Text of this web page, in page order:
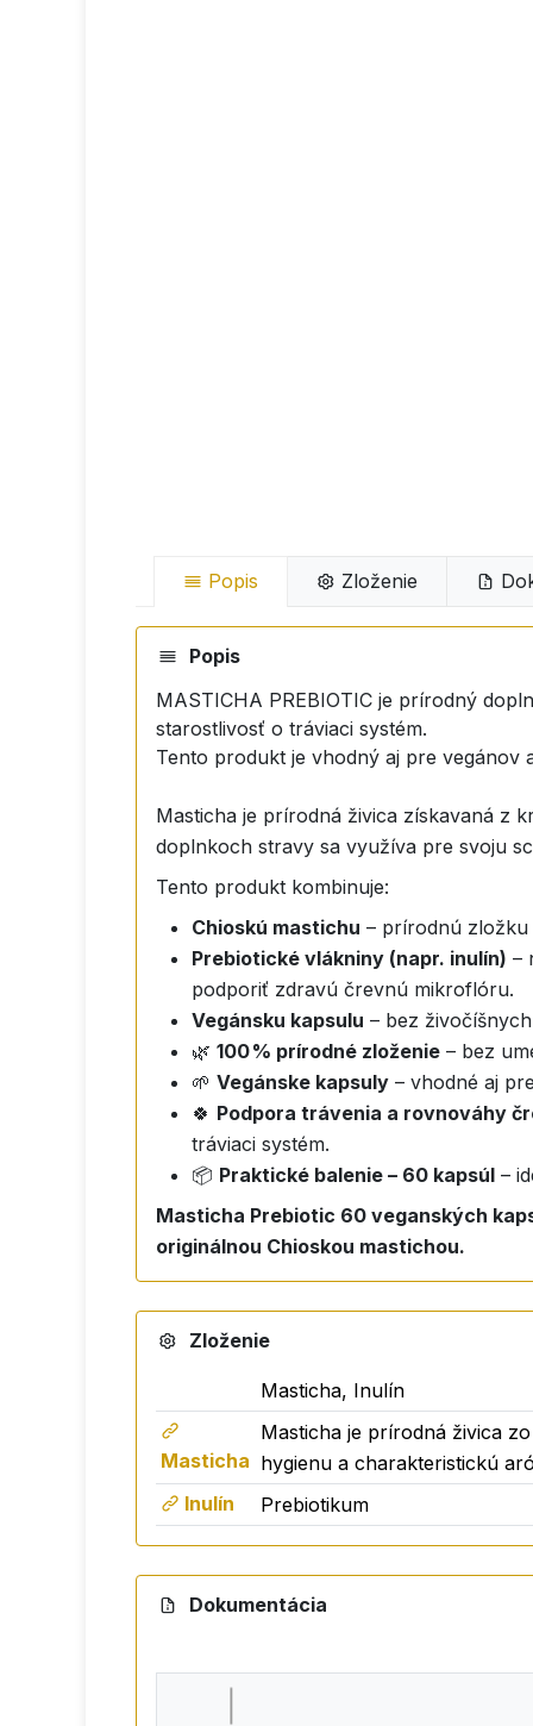
Popis Zloženie
Popis
MASTICHA PREBIOTIC je prírodný
starostlivosť o tráviaci systém.
Tento produkt je vhodný aj pre
Masticha je prírodná živica získavaná z
doplnkoch stravy sa využíva pre svoju
Tento produkt kombinuje:
Chioskú mastichu – prírodnú
Prebiotické vlákniny (napr. inulín) –
podporiť zdravú črevnú mikroflóru.
Vegánsku kapsulu – bez
🌿 100 % prírodné zloženie – bez
🌱 Vegánske kapsuly – vhodné aj
🍀 Podpora trávenia a rovnováhy
tráviaci systém.
📦 Praktické balenie – 60 kapsúl –
Masticha Prebiotic 60 veganských
originálnou Chioskou mastichou.
Zloženie
Masticha, Inulín
Masticha
Masticha je prírodná živica
hygienu a charakteristickú
Inulín
Prebiotikum
Dokumentácia